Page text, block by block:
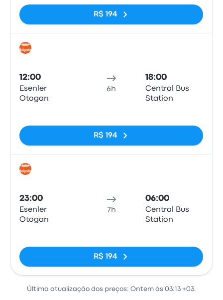
R$ 194
12:00
Esenler
Otogarı
6h
18:00
Central Bus
Station
R$ 194
23:00
Esenler
Otogarı
7h
06:00
Central Bus
Station
R$ 194
Última atualização dos preços: Ontem às 03:13 +03.